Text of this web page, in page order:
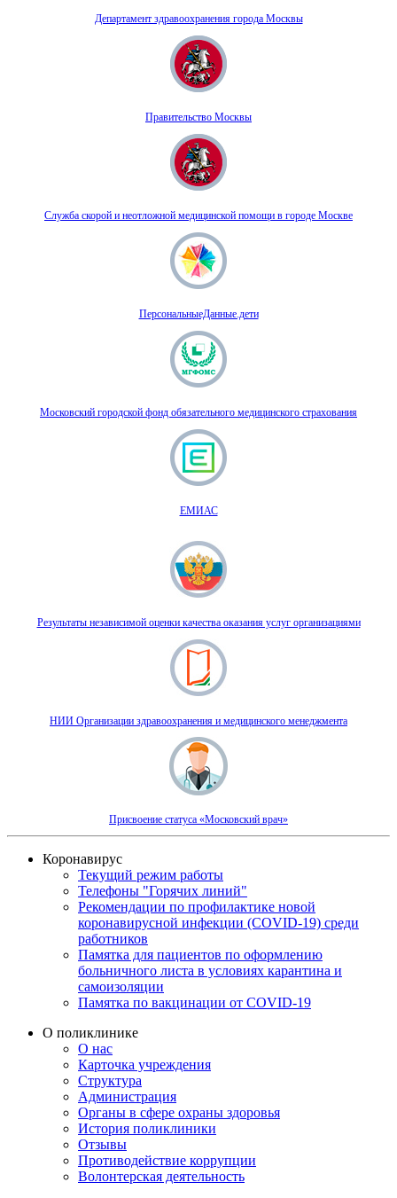
Департамент здравоохранения города Москвы
Правительство Москвы
Служба скорой и неотложной медицинской помощи в городе Москве
ПерсональныеДанные.дети
Московский городской фонд обязательного медицинского страхования
ЕМИАС
Результаты независимой оценки качества оказания услуг организациями
НИИ Организации здравоохранения и медицинского менеджмента
Присвоение статуса «Московский врач»
Коронавирус
Текущий режим работы
Телефоны "Горячих линий"
Рекомендации по профилактике новой
коронавирусной инфекции (COVID-19) среди
работников
Памятка для пациентов по оформлению
больничного листа в условиях карантина и
самоизоляции
Памятка по вакцинации от COVID-19
О поликлинике
О нас
Карточка учреждения
Структура
Администрация
Органы в сфере охраны здоровья
История поликлиники
Отзывы
Противодействие коррупции
Волонтерская деятельность